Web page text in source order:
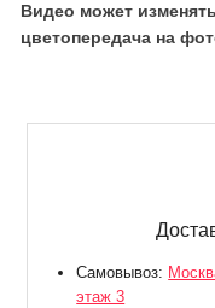
Видео может
цветопередача на
Самовывоз:
этаж 3